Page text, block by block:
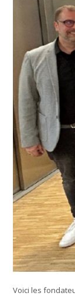
Voici les